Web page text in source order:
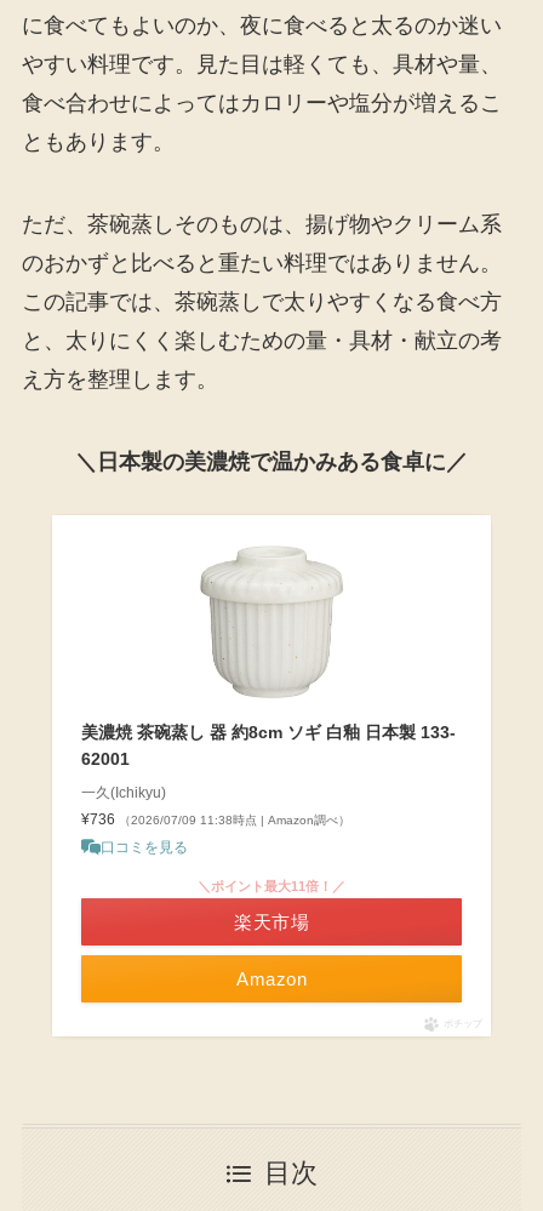
に食べてもよいのか、夜に食べると太るのか迷い
やすい料理です。見た目は軽くても、具材や量、
食べ合わせによってはカロリーや塩分が増えるこ
ともあります。
ただ、茶碗蒸しそのものは、揚げ物やクリーム系
のおかずと比べると重たい料理ではありません。
この記事では、茶碗蒸しで太りやすくなる食べ方
と、太りにくく楽しむための量・具材・献立の考
え方を整理します。
＼日本製の美濃焼で温かみある食卓に／
美濃焼 茶碗蒸し 器 約8cm ソギ 白釉 日本製 133-
62001
一久(Ichikyu)
¥736
（2026/07/09 11:38時点 | Amazon調べ）
口コミを見る
Amazon
＼ポイント最大11倍！／
楽天市場
ポチップ
目次